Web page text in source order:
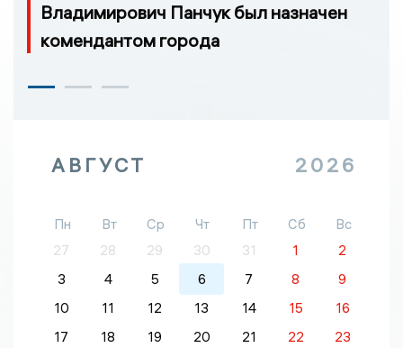
Владимирович Панчук был назначен
комендантом города
АВГУСТ 2026
Пн Вт Ср Чт Пт Сб
Вс
27
28 29 30 31 1
2
3
4 5 6 7 8
9
10
11 12 13 14 15
16
17
18 19 20 21 22 23